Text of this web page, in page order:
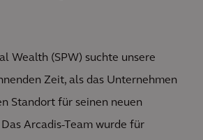
Wealth (SPW) suchte unsere
Zeit, als das Unternehmen
Standort für seinen neuen
Arcadis-Team wurde für